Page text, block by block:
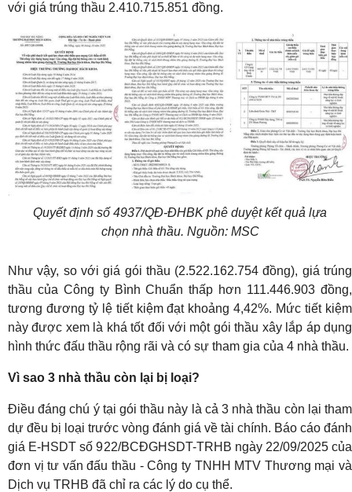
với giá trúng thầu 2.410.715.851 đồng.
Quyết định số 4937/QĐ-ĐHBK phê duyệt kết quả lựa
chọn nhà thầu. Nguồn: MSC
Như vậy, so với giá gói thầu (2.522.162.754 đồng), giá trúng
thầu của Công ty Bình Chuẩn thấp hơn 111.446.903 đồng,
tương đương tỷ lệ tiết kiệm đạt khoảng 4,42%. Mức tiết kiệm
này được xem là khá tốt đối với một gói thầu xây lắp áp dụng
hình thức đấu thầu rộng rãi và có sự tham gia của 4 nhà thầu.
Vì sao 3 nhà thầu còn lại bị loại?
Điều đáng chú ý tại gói thầu này là cả 3 nhà thầu còn lại tham
dự đều bị loại trước vòng đánh giá về tài chính. Báo cáo đánh
giá E-HSDT số 922/BCĐGHSDT-TRHB ngày 22/09/2025 của
đơn vị tư vấn đấu thầu - Công ty TNHH MTV Thương mại và
Dịch vụ TRHB đã chỉ ra các lý do cụ thể.